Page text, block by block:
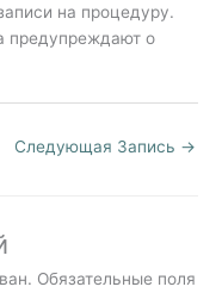
на процедуру.
предупреждают о
Следующая Запись →
Обязательные поля